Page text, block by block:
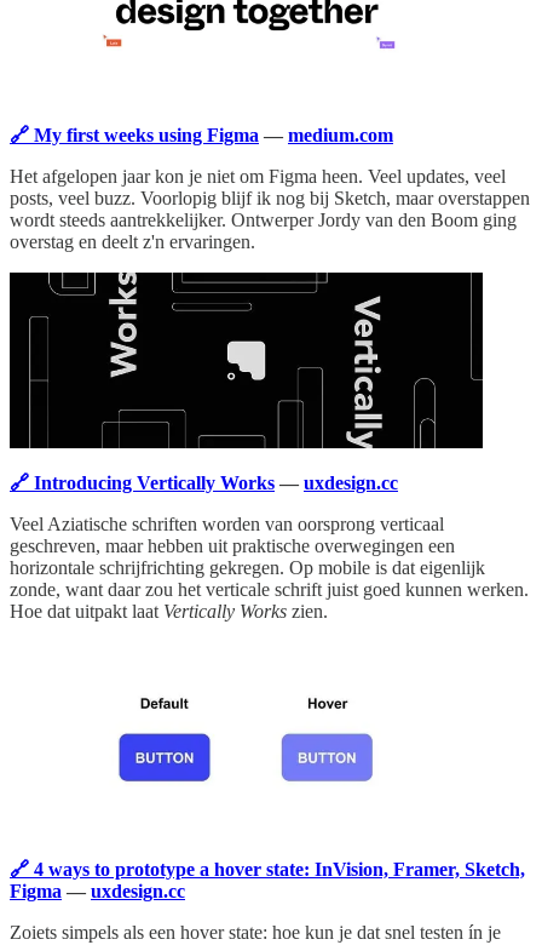
🔗 My first weeks using Figma — medium.com
Het afgelopen jaar kon je niet om Figma heen. Veel updates, veel
posts, veel buzz. Voorlopig blijf ik nog bij Sketch, maar overstappen
wordt steeds aantrekkelijker. Ontwerper Jordy van den Boom ging
overstag en deelt z'n ervaringen.
🔗 Introducing Vertically Works — uxdesign.cc
Veel Aziatische schriften worden van oorsprong verticaal
geschreven, maar hebben uit praktische overwegingen een
horizontale schrijfrichting gekregen. Op mobile is dat eigenlijk
zonde, want daar zou het verticale schrift juist goed kunnen werken.
Hoe dat uitpakt laat Vertically Works zien.
🔗 4 ways to prototype a hover state: InVision, Framer, Sketch,
Figma — uxdesign.cc
Zoiets simpels als een hover state: hoe kun je dat snel testen ín je